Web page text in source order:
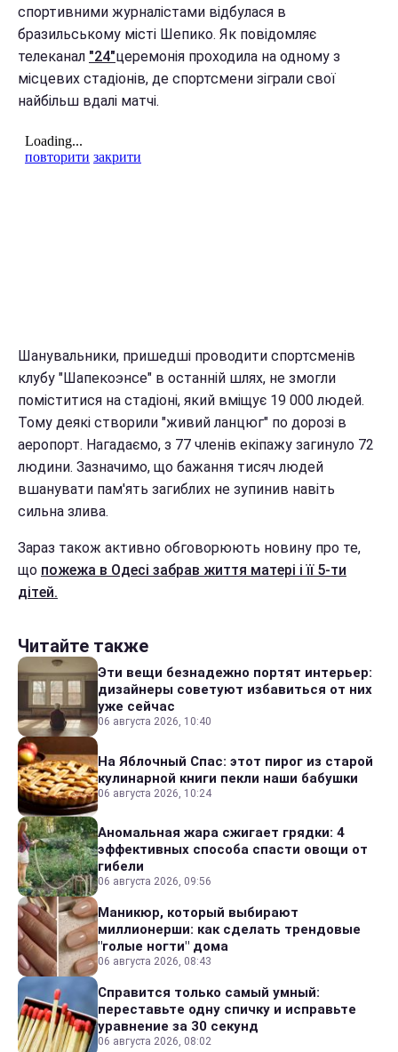
спортивними журналістами відбулася в
бразильському місті Шепико. Як повідомляє
телеканал "24"церемонія проходила на одному з
місцевих стадіонів, де спортсмени зіграли свої
найбільш вдалі матчі.
Шанувальники, пришедшi проводити спортсменів
клубу "Шапекоэнсе" в останній шлях, не змогли
поміститися на стадіоні, який вміщує 19 000 людей.
Тому деякі створили "живий ланцюг" по дорозі в
аеропорт. Нагадаємо, з 77 членів екіпажу загинуло 72
людини. Зазначимо, що бажання тисяч людей
вшанувати пам'ять загиблих не зупинив навіть
сильна злива.
Зараз також активно обговорюють новину про те,
що пожежа в Одесі забрав життя матері і її 5-ти
дітей.
Читайте также
Эти вещи безнадежно портят интерьер:
дизайнеры советуют избавиться от них
уже сейчас
06 августа 2026, 10:40
На Яблочный Спас: этот пирог из старой
кулинарной книги пекли наши бабушки
06 августа 2026, 10:24
Аномальная жара сжигает грядки: 4
эффективных способа спасти овощи от
гибели
06 августа 2026, 09:56
Маникюр, который выбирают
миллионерши: как сделать трендовые
"голые ногти" дома
06 августа 2026, 08:43
Справится только самый умный:
переставьте одну спичку и исправьте
уравнение за 30 секунд
06 августа 2026, 08:02